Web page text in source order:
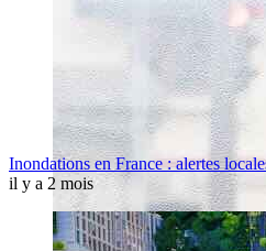
Inondations en France : alertes
il y a 2 mois